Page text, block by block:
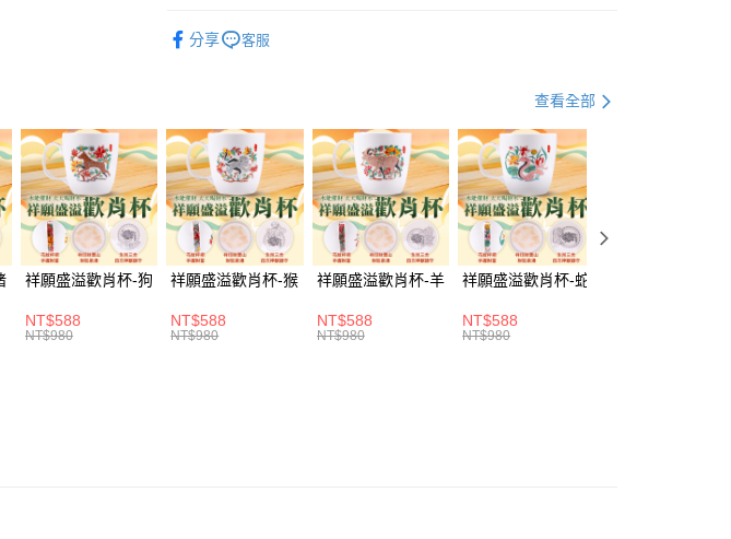
1.本服務由台灣大哥大提供，台灣大哥大用戶可立即使用無須另外申請。
2.付款方式選擇「大哥付你分期」，訂單成立後會自動跳轉到大哥付的交易
3.實際核准額度、可分期數及費用金額請依後續交易確認頁面所載為準。
4.訂單成立30分鐘內，如未前往確認交易或遇審核未通過，訂單將自動取
消。如遇「轉專審核」未通過狀況，表示未達大哥付你分期系統評分，恕
無法說明評估內容。
【繳款方式說明】
1.分期款項不併入電信帳單，「大哥付你分期」於每月結算日後寄送繳費提
醒簡訊。
2.透過簡訊連結打開帳單後，可選擇「超商條碼／台灣大直營門市／銀行轉
帳／街口支付／iPASS MONEY」等通路繳費。
1.本服務係由「台灣大哥大股份有限公司」（以下簡稱本公司）所提供，讓
ATM付款
運送方式
付款後全家取貨(訂單門檻$4000以下)
每筆NT$120，滿NT$1,500(含以上)免運費
付款後萊爾富取貨(訂單門檻$4000以下)
每筆NT$120，滿NT$1,500(含以上)免運費
付款後7-11取貨(訂單門檻$4000以下)
全站商品
🎯依需求選好運 🕊️ 保平安
🎯依需求選好運 💰 招財富
分享 客服
查看全部
祥願盛溢歡肖杯-狗
NT$588
NT$980
祥願盛溢歡肖杯-猴
NT$588
NT$980
祥願盛溢歡肖杯-羊
NT$588
NT$980
祥願盛溢歡肖杯-蛇
NT$588
NT$980